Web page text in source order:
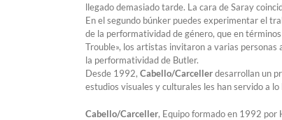
llegado demasiado tarde. La cara de Saray
En el segundo búnker puedes experimentar el
de la performatividad de género, que en
Trouble», los artistas invitaron a varias
la performatividad de Butler.
Desde 1992, Cabello/Carcellerdesarrollan un
estudios visuales y culturales les han servido a
Cabello/Carceller, Equipo formado en 1992 por